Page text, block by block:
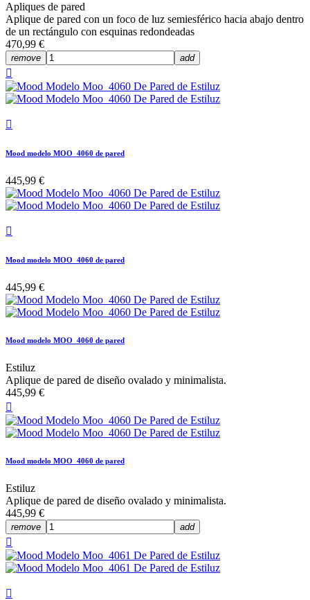
Apliques de pared
Aplique de pared con un foco de luz semiesférico hacia abajo dentro
de un rectángulo con esquinas redondeadas
470,99 €
remove add


Mood modelo MOO_4060 de pared
445,99 €

Mood modelo MOO_4060 de pared
445,99 €
Mood modelo MOO_4060 de pared
Estiluz
Aplique de pared de diseño ovalado y minimalista.
445,99 €

Mood modelo MOO_4060 de pared
Estiluz
Aplique de pared de diseño ovalado y minimalista.
445,99 €
remove add

